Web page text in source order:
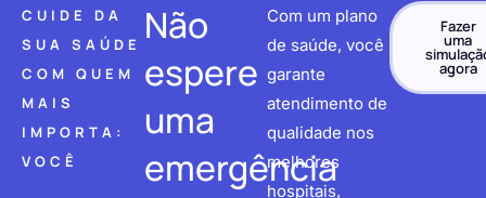
CUIDE DA
SUA SAÚDE
COM QUEM
MAIS
IMPORTA:
VOCÊ
Não
espere
uma
emergência
Com um plano
de saúde, você
garante
atendimento de
qualidade nos
melhores
hospitais,
Fazer
uma
agora